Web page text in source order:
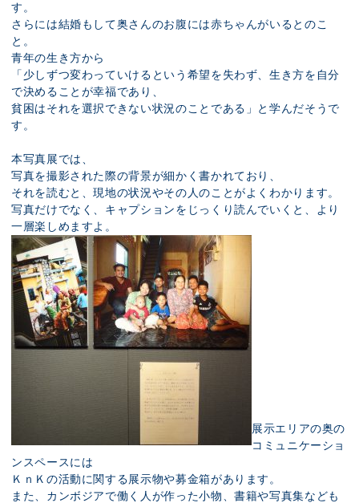
す。
さらには結婚もして奥さんのお腹には赤ちゃんがいるとのこ
と。
青年の生き方から
「少しずつ変わっていけるという希望を失わず、生き方を自分
で決めることが幸福であり、
貧困はそれを選択できない状況のことである」と学んだそうで
す。
本写真展では、
写真を撮影された際の背景が細かく書かれており、
それを読むと、現地の状況やその人のことがよくわかります。
写真だけでなく、キャプションをじっくり読んでいくと、より
一層楽しめますよ。
展示エリアの奥の
コミュニケーショ
ンスペースには
ＫｎＫの活動に関する展示物や募金箱があります。
また、カンボジアで働く人が作った小物、書籍や写真集なども